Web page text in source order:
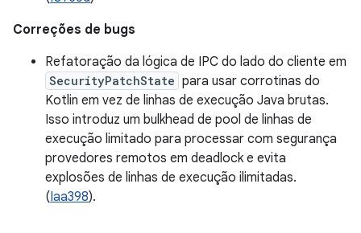
Correções de bugs
Refatoração da lógica de IPC do lado do cliente em
SecurityPatchState para usar corrotinas do
Kotlin em vez de linhas de execução Java brutas.
Isso introduz um bulkhead de pool de linhas de
execução limitado para processar com segurança
provedores remotos em deadlock e evita
explosões de linhas de execução ilimitadas.
(Iaa398).